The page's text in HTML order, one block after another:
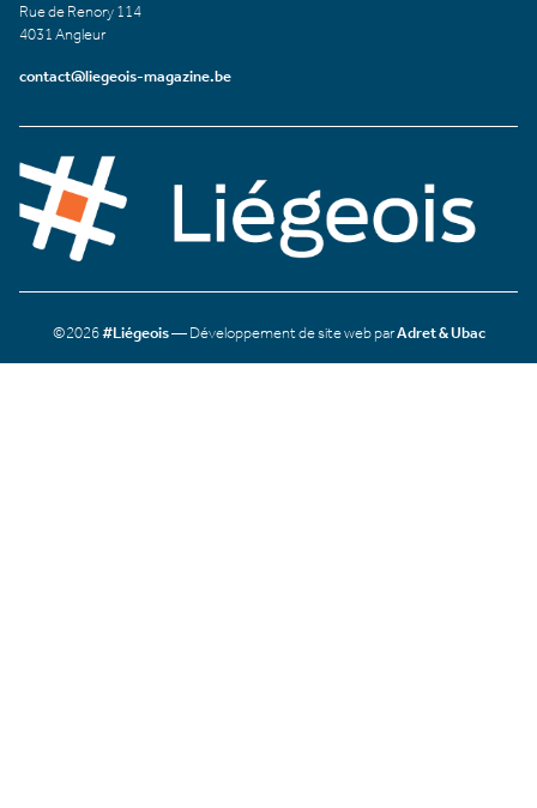
Rue de Renory 114
4031 Angleur
contact@liegeois-magazine.be
©2026#Liégeois— Développement de site web parAdret & Ubac